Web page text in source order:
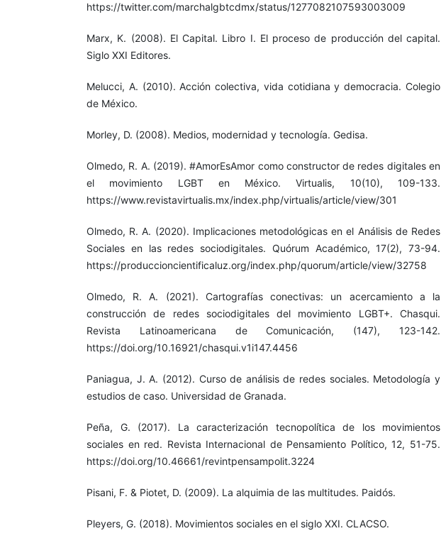
https://twitter.com/marchalgbtcdmx/status/1277082107593003009
Marx, K. (2008). El Capital. Libro I. El proceso de producción del capital.
Siglo XXI Editores.
Melucci, A. (2010). Acción colectiva, vida cotidiana y democracia. Colegio
de México.
Morley, D. (2008). Medios, modernidad y tecnología. Gedisa.
Olmedo, R. A. (2019). #AmorEsAmor como constructor de redes digitales en
el movimiento LGBT en México. Virtualis, 10(10), 109-133.
https://www.revistavirtualis.mx/index.php/virtualis/article/view/301
Olmedo, R. A. (2020). Implicaciones metodológicas en el Análisis de Redes
Sociales en las redes sociodigitales. Quórum Académico, 17(2), 73-94.
https://produccioncientificaluz.org/index.php/quorum/article/view/32758
Olmedo, R. A. (2021). Cartografías conectivas: un acercamiento a la
construcción de redes sociodigitales del movimiento LGBT+. Chasqui.
Revista Latinoamericana de Comunicación, (147), 123-142.
https://doi.org/10.16921/chasqui.v1i147.4456
Paniagua, J. A. (2012). Curso de análisis de redes sociales. Metodología y
estudios de caso. Universidad de Granada.
Peña, G. (2017). La caracterización tecnopolítica de los movimientos
sociales en red. Revista Internacional de Pensamiento Político, 12, 51-75.
https://doi.org/10.46661/revintpensampolit.3224
Pisani, F. & Piotet, D. (2009). La alquimia de las multitudes. Paidós.
Pleyers, G. (2018). Movimientos sociales en el siglo XXI. CLACSO.